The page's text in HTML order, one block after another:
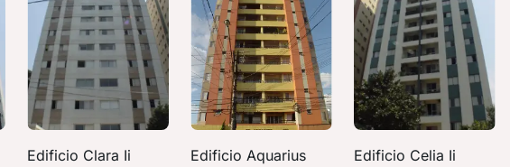
Edificio Clara Ii Edificio Aquarius Edificio Celia Ii